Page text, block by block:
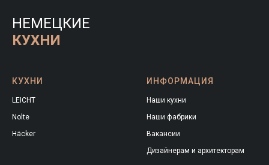
НЕМЕЦКИЕ
КУХНИ
КУХНИ
LEICHT
Nolte
Häcker
ИНФОРМАЦИЯ
Наши кухни
Наши фабрики
Вакансии
Дизайнерам и архитекторам